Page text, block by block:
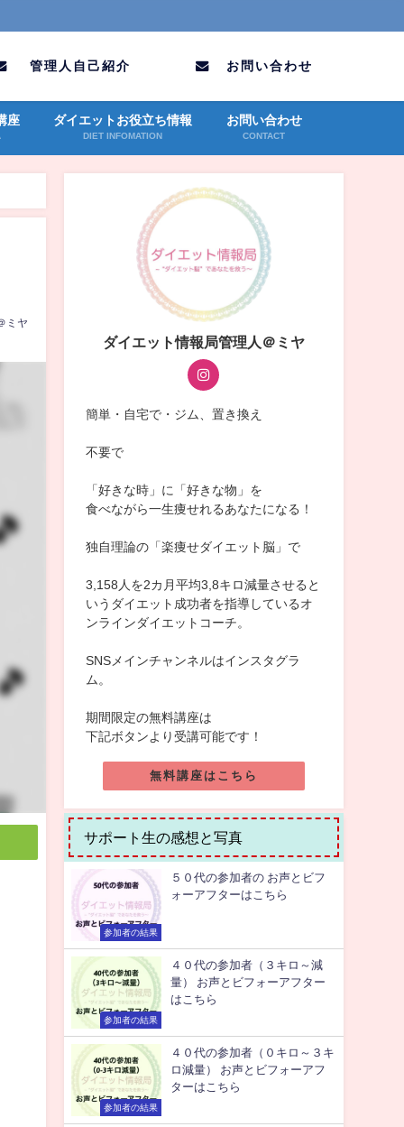
管理人自己紹介 お問い合わせ
座 ダイエットお役立ち情報
DIET INFOMATION
お問い合わせ
CONTACT
ミヤ
ダイエット情報局管理人＠ミヤ
簡単・自宅で・ジム、置き換え
不要で
「好きな時」に「好きな物」を
食べながら一生痩せれるあなたになる！
独自理論の「楽痩せダイエット脳」で
3,158人を2カ月平均3,8キロ減量させると
いうダイエット成功者を指導しているオ
ンラインダイエットコーチ。
SNSメインチャンネルはインスタグラ
ム。
期間限定の無料講座は
下記ボタンより受講可能です！
無料講座はこちら
サポート生の感想と写真
参加者の結果
５０代の参加者の お声とビフ
ォーアフターはこちら
参加者の結果
４０代の参加者（３キロ～減
量） お声とビフォーアフター
はこちら
参加者の結果
４０代の参加者（０キロ～３キ
ロ減量） お声とビフォーアフ
ターはこちら